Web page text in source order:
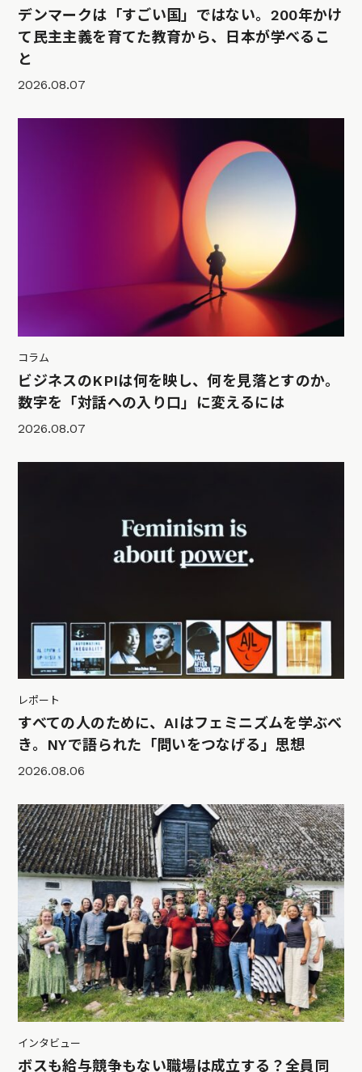
デンマークは「すごい国」ではない。200年かけ
て民主主義を育てた教育から、日本が学べるこ
と
2026.08.07
コラム
ビジネスのKPIは何を映し、何を見落とすのか。
数字を「対話への入り口」に変えるには
2026.08.07
レポート
すべての人のために、AIはフェミニズムを学ぶべ
き。NYで語られた「問いをつなげる」思想
2026.08.06
インタビュー
ボスも給与競争もない職場は成立する？全員同